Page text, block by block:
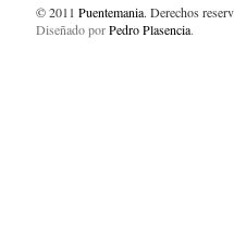
© 2011 Puentemania. Derechos
Diseñado porPedro Plasencia.